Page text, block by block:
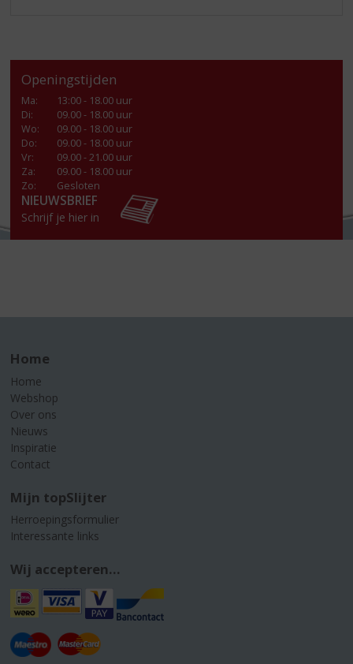
Openingstijden
Ma:
13:00 - 18.00 uur
Di:
09.00 - 18.00 uur
Wo:
09.00 - 18.00 uur
Do:
09.00 - 18.00 uur
Vr:
09.00 - 21.00 uur
Za:
09.00 - 18.00 uur
Zo:
Gesloten
NIEUWSBRIEF
Schrijf je hier in
Home
Home
Webshop
Over ons
Nieuws
Inspiratie
Contact
Mijn topSlijter
Herroepingsformulier
Interessante links
Wij accepteren...